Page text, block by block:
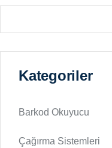
Kategoriler
Barkod Okuyucu
Çağırma Sistemleri